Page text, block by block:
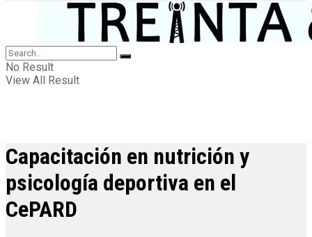
No Result
View All Result
Capacitación en nutrición y
psicología deportiva en el
CePARD